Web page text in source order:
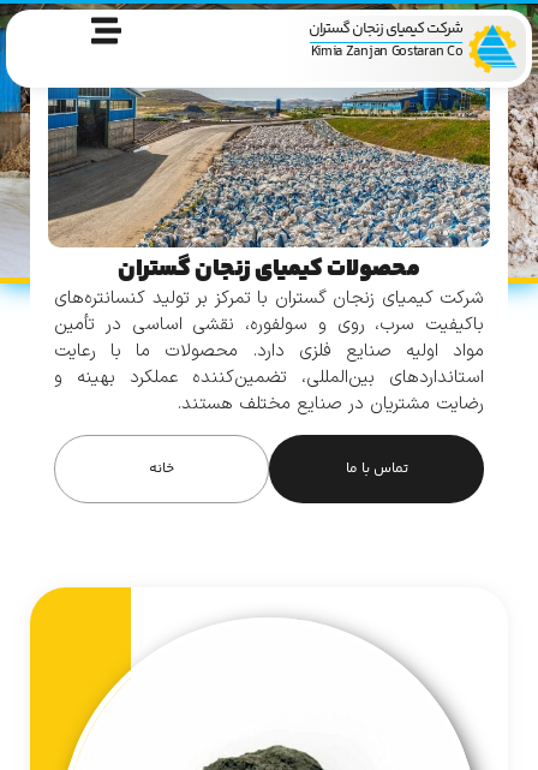
شرکت کیمیای زنجان گستران
Kimia Zanjan Gostaran Co
محصولات کیمیای زنجان گستران
شرکت کیمیای زنجان گستران با تمرکز بر تولید کنسانتره‌های
باکیفیت سرب، روی و سولفوره، نقشی اساسی در تأمین
مواد اولیه صنایع فلزی دارد. محصولات ما با رعایت
استانداردهای بین‌المللی، تضمین‌کننده عملکرد بهینه و
رضایت مشتریان در صنایع مختلف هستند.
تماس با ما خانه